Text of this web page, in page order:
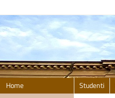
Home Studenti